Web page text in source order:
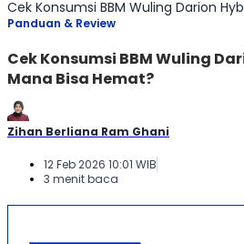
Panduan & Review
Cek Konsumsi BBM Wuling
Mana Bisa Hemat?
Zihan Berliana Ram Ghani
12 Feb 2026 10:01 WIB
3 menit baca